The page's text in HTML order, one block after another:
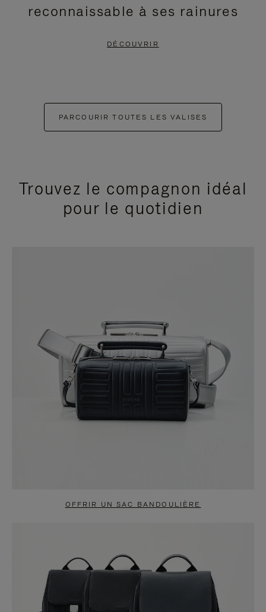
reconnaissable à ses rainures
DÉCOUVRIR
PARCOURIR TOUTES LES VALISES
Trouvez le compagnon idéal
pour le quotidien
OFFRIR UN SAC BANDOULIÈRE